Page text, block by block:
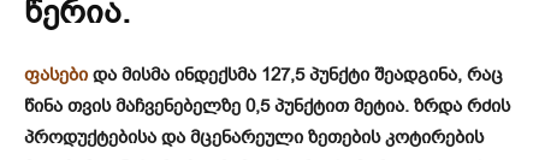
წერია.
ფასები და მისმა ინდექსმა 127,5 პუნქტი შეადგინა, რაც
წინა თვის მაჩვენებელზე 0,5 პუნქტით მეტია. ზრდა რძის
პროდუქტებისა და მცენარეული ზეთების კოტირების